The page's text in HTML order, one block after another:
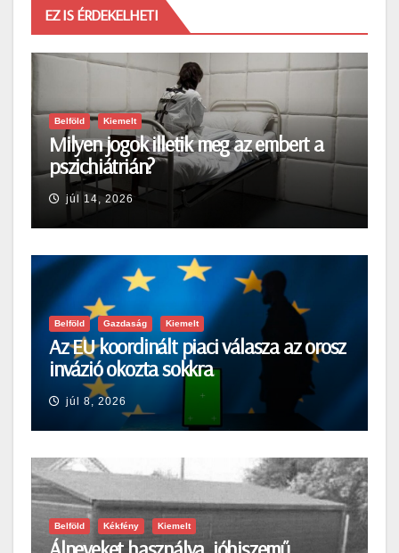
EZ IS ÉRDEKELHETI
Belföld Kiemelt
Milyen jogok illetik meg az embert a
pszichiátrián?
júl 14, 2026
Belföld Gazdaság Kiemelt
Az EU koordinált piaci válasza az orosz
invázió okozta sokkra
júl 8, 2026
Belföld Kékfény Kiemelt